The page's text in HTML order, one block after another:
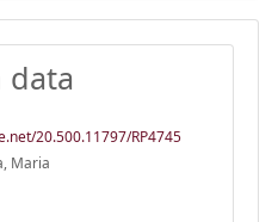
20.500.11797/RP4745
Maria